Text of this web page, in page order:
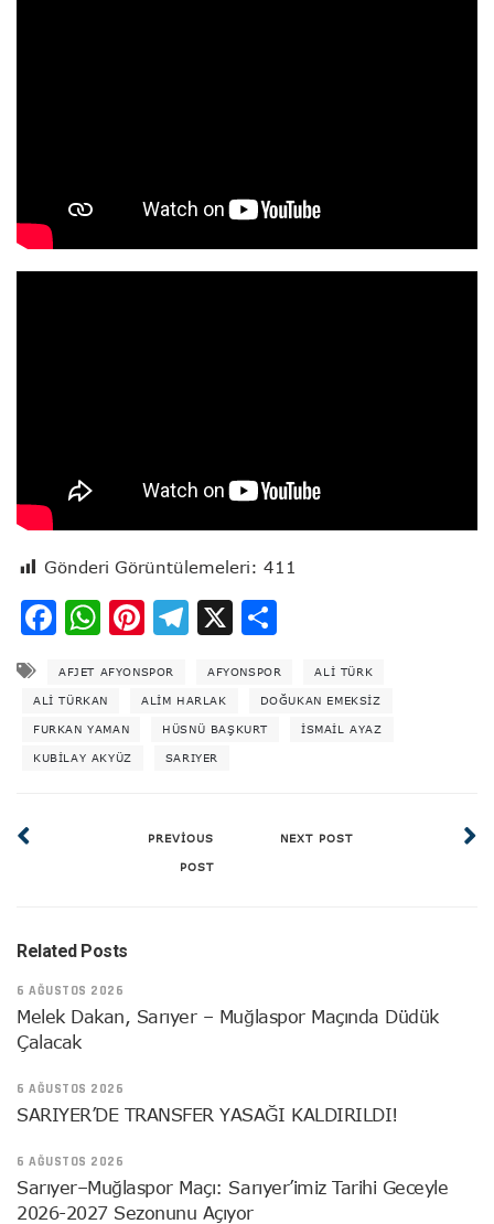
Gönderi Görüntülemeleri: 411
Facebook
WhatsApp
Pinterest
Telegram
X
AFJET AFYONSPOR AFYONSPOR ALI TÜRK
ALI TÜRKAN ALIM HARLAK DOĞUKAN EMEKSIZ
FURKAN YAMAN HÜSNÜ BAŞKURT ISMAIL AYAZ
KUBILAY AKYÜZ SARIYER
PREVIOUS
POST
NEXT POST
Related Posts
6 AĞUSTOS 2026
Melek Dakan, Sarıyer – Muğlaspor Maçında Düdük
Çalacak
6 AĞUSTOS 2026
SARIYER’DE TRANSFER YASAĞI KALDIRILDI!
6 AĞUSTOS 2026
Sarıyer–Muğlaspor Maçı: Sarıyer’imiz Tarihi Geceyle
2026-2027 Sezonunu Açıyor